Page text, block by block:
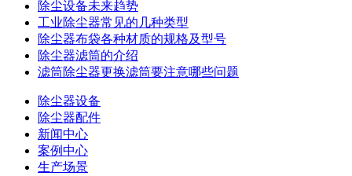
除尘设备未来趋势
工业除尘器常见的几种类型
除尘器布袋各种材质的规格及型号
除尘器滤筒的介绍
滤筒除尘器更换滤筒要注意哪些问题
除尘器设备
除尘器配件
新闻中心
案例中心
生产场景